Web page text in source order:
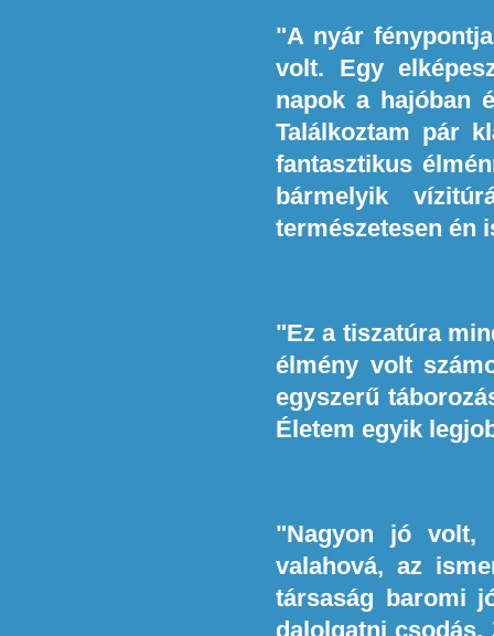
"A nyár
volt. Egy
napok a hajóban
Találkoztam pár
fantasztikus
bármelyik
természetesen én
"Ez a tiszatúra
élmény volt
egyszerű
Életem egyik
"Nagyon jó volt,
valahová, az
társaság baromi
dalolgatni